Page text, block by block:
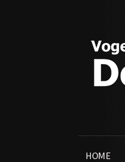
HOME